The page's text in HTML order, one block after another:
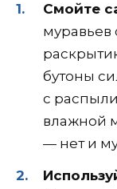
Смойте
бутоны
с
влажной
— нет и